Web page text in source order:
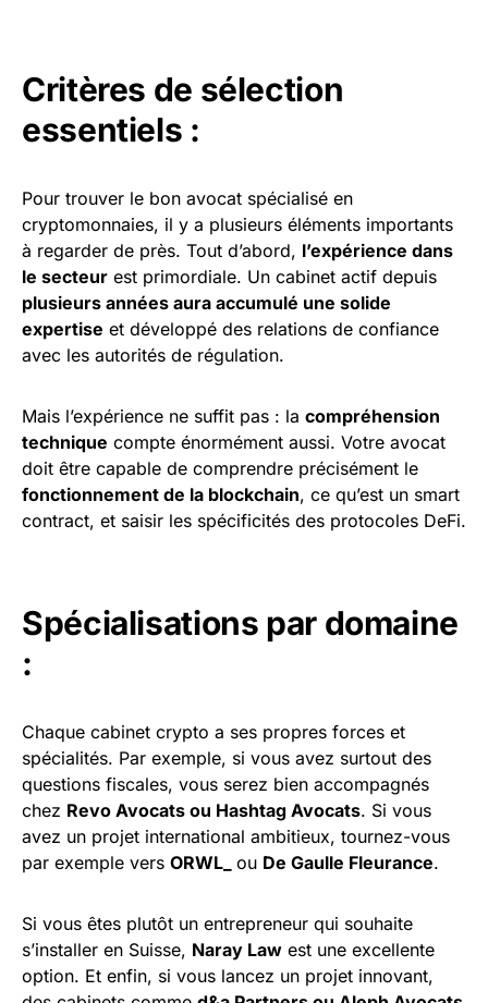
Critères de sélection
essentiels :
Pour trouver le bon avocat spécialisé en
cryptomonnaies, il y a plusieurs éléments importants
à regarder de près. Tout d’abord, l’expérience dans
le secteur est primordiale. Un cabinet actif depuis
plusieurs années aura accumulé une solide
expertise et développé des relations de confiance
avec les autorités de régulation.
Mais l’expérience ne suffit pas : la compréhension
technique compte énormément aussi. Votre avocat
doit être capable de comprendre précisément le
fonctionnement de la blockchain, ce qu’est un smart
contract, et saisir les spécificités des protocoles DeFi.
Spécialisations par domaine
:
Chaque cabinet crypto a ses propres forces et
spécialités. Par exemple, si vous avez surtout des
questions fiscales, vous serez bien accompagnés
chez Revo Avocats ou Hashtag Avocats. Si vous
avez un projet international ambitieux, tournez-vous
par exemple vers ORWL_ ou De Gaulle Fleurance.
Si vous êtes plutôt un entrepreneur qui souhaite
s’installer en Suisse, Naray Law est une excellente
option. Et enfin, si vous lancez un projet innovant,